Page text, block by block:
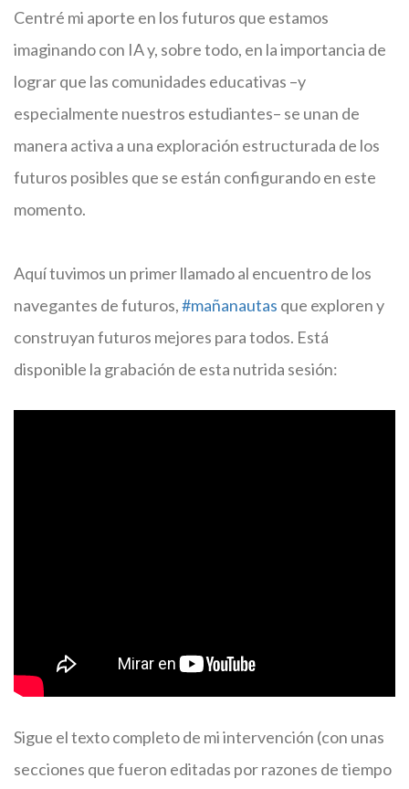
Centré mi aporte en los futuros que estamos
imaginando con IA y, sobre todo, en la importancia de
lograr que las comunidades educativas –y
especialmente nuestros estudiantes– se unan de
manera activa a una exploración estructurada de los
futuros posibles que se están configurando en este
momento.
Aquí tuvimos un primer llamado al encuentro de los
navegantes de futuros,#mañanautas que exploren y
construyan futuros mejores para todos. Está
disponible la grabación de esta nutrida sesión:
Sigue el texto completo de mi intervención (con unas
secciones que fueron editadas por razones de tiempo